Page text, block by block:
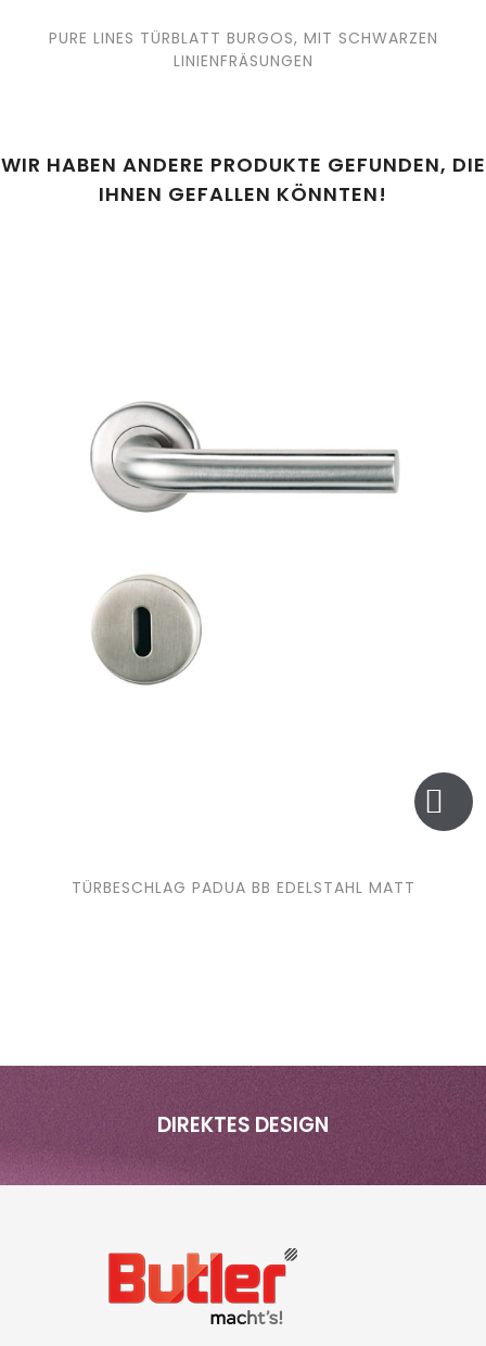
PURE LINES TÜRBLATT BURGOS, MIT SCHWARZEN
LINIENFRÄSUNGEN
WIR HABEN ANDERE PRODUKTE GEFUNDEN, DIE
IHNEN GEFALLEN KÖNNTEN!
TÜRBESCHLAG PADUA BB EDELSTAHL MATT
DIREKTES DESIGN